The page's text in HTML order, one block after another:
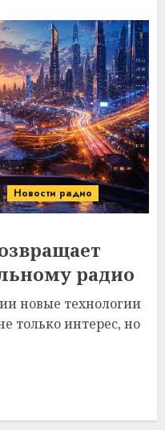
Новости радио
радио
новые технологии
только интерес, но